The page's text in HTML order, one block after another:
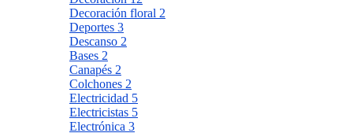
Decoración floral 2
Deportes 3
Descanso 2
Bases 2
Canapés 2
Colchones 2
Electricidad 5
Electricistas 5
Electrónica 3